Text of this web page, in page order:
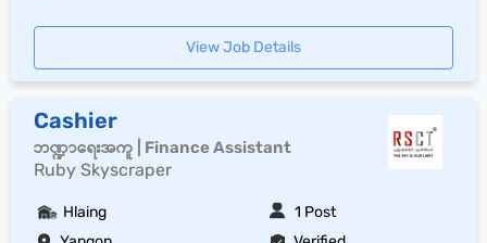
View Job Details
Cashier
ဘဏ္ဍာရေးအကူ | Finance Assistant
Ruby Skyscraper
Hlaing 1 Post